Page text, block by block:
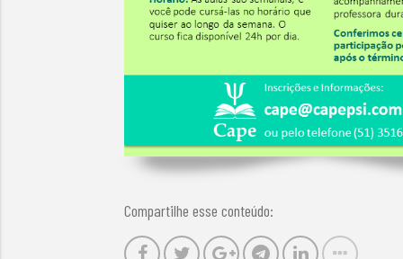
Compartilhe esse conteúdo: